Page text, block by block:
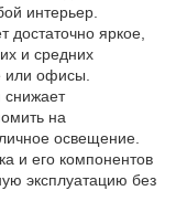
интерьер.
достаточно яркое,
и средних
или офисы.
снижает
на
освещение.
и его компонентов
эксплуатацию без